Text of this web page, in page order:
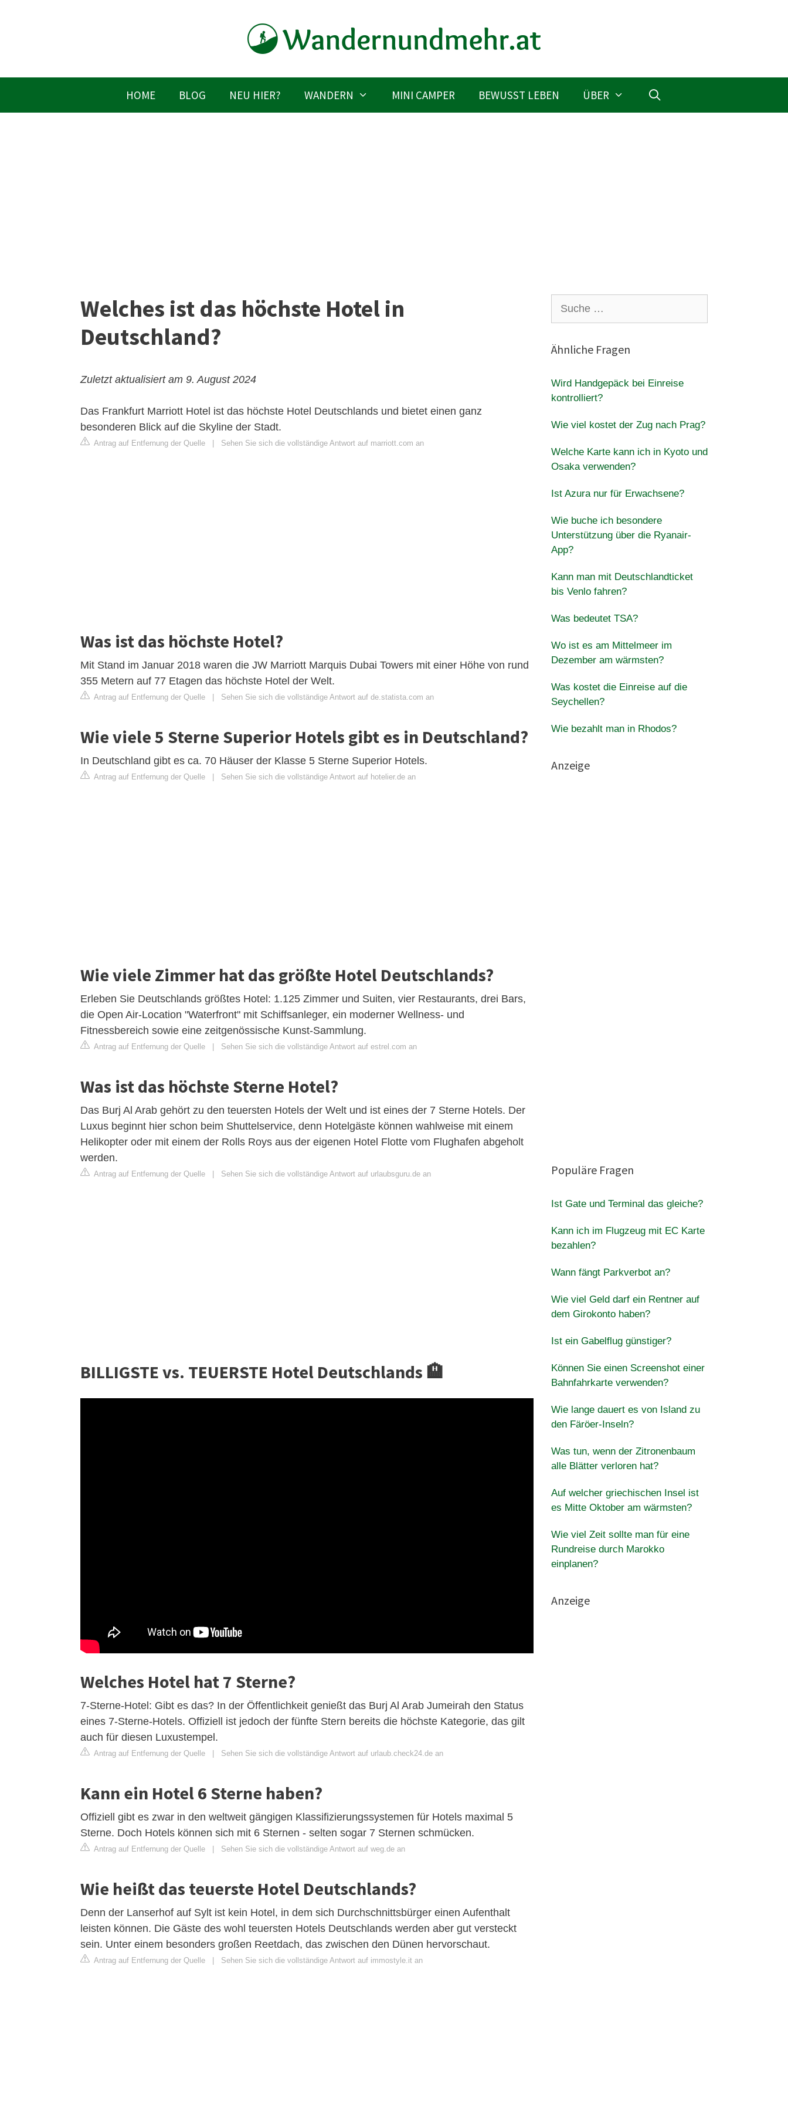
HOME BLOG NEU HIER? WANDERN MINI CAMPER BEWUSST LEBEN ÜBER
Welches ist das höchste Hotel in
Deutschland?
Zuletzt aktualisiert am 9. August 2024
Das Frankfurt Marriott Hotel ist das höchste Hotel Deutschlands und bietet einen ganz
besonderen Blick auf die Skyline der Stadt.
Antrag auf Entfernung der Quelle Sehen Sie sich die vollständige Antwort auf marriott.com an
Was ist das höchste Hotel?
Mit Stand im Januar 2018 waren die JW Marriott Marquis Dubai Towers mit einer Höhe von rund
355 Metern auf 77 Etagen das höchste Hotel der Welt.
Antrag auf Entfernung der Quelle Sehen Sie sich die vollständige Antwort auf de.statista.com an
Wie viele 5 Sterne Superior Hotels gibt es in Deutschland?
In Deutschland gibt es ca. 70 Häuser der Klasse 5 Sterne Superior Hotels.
Antrag auf Entfernung der Quelle Sehen Sie sich die vollständige Antwort auf hotelier.de an
Wie viele Zimmer hat das größte Hotel Deutschlands?
Erleben Sie Deutschlands größtes Hotel: 1.125 Zimmer und Suiten, vier Restaurants, drei Bars,
die Open Air-Location "Waterfront" mit Schiffsanleger, ein moderner Wellness- und
Fitnessbereich sowie eine zeitgenössische Kunst-Sammlung.
Antrag auf Entfernung der Quelle Sehen Sie sich die vollständige Antwort auf estrel.com an
Was ist das höchste Sterne Hotel?
Das Burj Al Arab gehört zu den teuersten Hotels der Welt und ist eines der 7 Sterne Hotels. Der
Luxus beginnt hier schon beim Shuttelservice, denn Hotelgäste können wahlweise mit einem
Helikopter oder mit einem der Rolls Roys aus der eigenen Hotel Flotte vom Flughafen abgeholt
werden.
Antrag auf Entfernung der Quelle Sehen Sie sich die vollständige Antwort auf urlaubsguru.de an
BILLIGSTE vs. TEUERSTE Hotel Deutschlands 🏨
Welches Hotel hat 7 Sterne?
7-Sterne-Hotel: Gibt es das? In der Öffentlichkeit genießt das Burj Al Arab Jumeirah den Status
eines 7-Sterne-Hotels. Offiziell ist jedoch der fünfte Stern bereits die höchste Kategorie, das gilt
auch für diesen Luxustempel.
Antrag auf Entfernung der Quelle | Sehen Sie sich die vollständige Antwort auf urlaub.check24.de an
Kann ein Hotel 6 Sterne haben?
Offiziell gibt es zwar in den weltweit gängigen Klassifizierungssystemen für Hotels maximal 5
Sterne. Doch Hotels können sich mit 6 Sternen - selten sogar 7 Sternen schmücken.
Antrag auf Entfernung der Quelle | Sehen Sie sich die vollständige Antwort auf weg.de an
Wie heißt das teuerste Hotel Deutschlands?
Denn der Lanserhof auf Sylt ist kein Hotel, in dem sich Durchschnittsbürger einen Aufenthalt
leisten können. Die Gäste des wohl teuersten Hotels Deutschlands werden aber gut versteckt
sein. Unter einem besonders großen Reetdach, das zwischen den Dünen hervorschaut.
Antrag auf Entfernung der Quelle | Sehen Sie sich die vollständige Antwort auf immostyle.it an
nach:
Ähnliche Fragen
Wird Handgepäck bei Einreise
kontrolliert?
Wie viel kostet der Zug nach Prag?
Welche Karte kann ich in Kyoto und
Osaka verwenden?
Ist Azura nur für Erwachsene?
Wie buche ich besondere
Unterstützung über die Ryanair-
App?
Kann man mit Deutschlandticket
bis Venlo fahren?
Was bedeutet TSA?
Wo ist es am Mittelmeer im
Dezember am wärmsten?
Was kostet die Einreise auf die
Seychellen?
Wie bezahlt man in Rhodos?
Anzeige
Populäre Fragen
Ist Gate und Terminal das gleiche?
Kann ich im Flugzeug mit EC Karte
bezahlen?
Wann fängt Parkverbot an?
Wie viel Geld darf ein Rentner auf
dem Girokonto haben?
Ist ein Gabelflug günstiger?
Können Sie einen Screenshot einer
Bahnfahrkarte verwenden?
Wie lange dauert es von Island zu
den Färöer-Inseln?
Was tun, wenn der Zitronenbaum
alle Blätter verloren hat?
Auf welcher griechischen Insel ist
es Mitte Oktober am wärmsten?
Wie viel Zeit sollte man für eine
Rundreise durch Marokko
einplanen?
Anzeige